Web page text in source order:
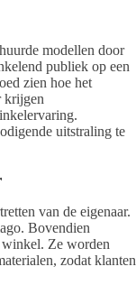
modellen door
publiek op een
zien hoe het
krijgen
uitstraling te
van de eigenaar.
Bovendien
winkel. Ze worden
zodat klanten